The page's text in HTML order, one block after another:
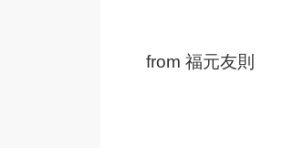
from 福元友則